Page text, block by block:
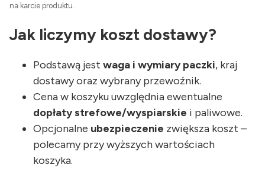
na karcie produktu.
Jak liczymy koszt dostawy?
Podstawą jest waga i wymiary paczki, kraj
dostawy oraz wybrany przewoźnik.
Cena w koszyku uwzględnia ewentualne
dopłaty strefowe/wyspiarskie i paliwowe.
Opcjonalne ubezpieczenie zwiększa koszt –
polecamy przy wyższych wartościach
koszyka.